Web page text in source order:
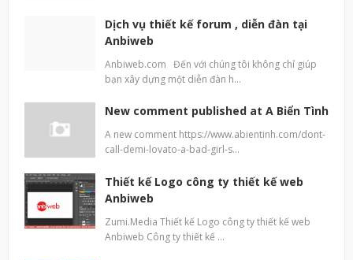
Dịch vụ thiết kế forum , diễn đàn tại
Anbiweb
Anbiweb.com Đến với chúng tôi không chỉ giúp
bạn xây dựng một diễn đàn h…
New comment published at A Biển Tình
A new comment https://www.abientinh.com/dont-
call-demi-lovato-a-bad-girl-s…
Thiết kế Logo công ty thiết kế web
Anbiweb
Zumi.Media Thiết kế Logo công ty thiết kế web
Anbiweb Công ty thiết kế …